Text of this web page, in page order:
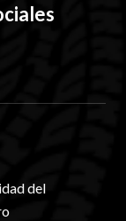
del